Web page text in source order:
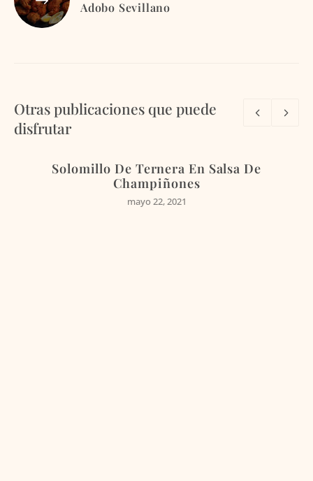
Adobo Sevillano
Otras publicaciones que puede
disfrutar
Solomillo De Ternera En Salsa De
Champiñones
mayo 22, 2021